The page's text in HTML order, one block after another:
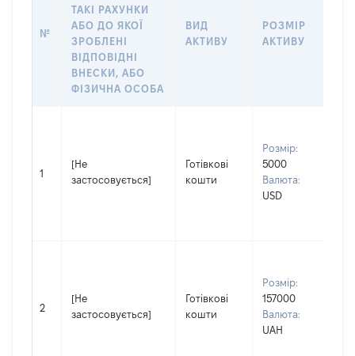
№
ТАКІ РАХУНКИ
АБО ДО ЯКОЇ
ЗРОБЛЕНІ
ВІДПОВІДНІ
ВНЕСКИ, АБО
ФІЗИЧНА ОСОБА
ВИД
АКТИВУ
РОЗМІР
АКТИВУ
1
[Не
застосовується]
Готівкові
кошти
Розмір:
5000
Валюта:
USD
2
[Не
застосовується]
Готівкові
кошти
Розмір:
157000
Валюта:
UAH